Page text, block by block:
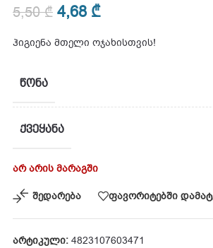
5,50₾ 4,68 ₾
ჰიგიენა მთელი ოჯახისთვის!
ᲬᲝᲜᲐ
ᲥᲕᲔᲧᲐᲜᲐ
არ არის მარაგში
შედარება ფავორიტებში
არტიკული: 4823107603471